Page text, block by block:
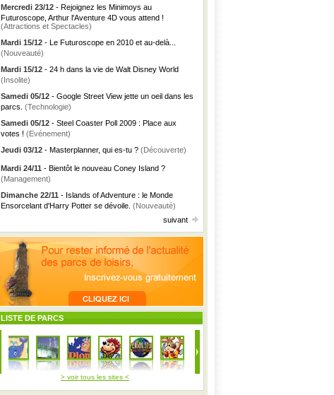
Mercredi 23/12 - Rejoignez les Minimoys au
Futuroscope, Arthur l'Aventure 4D vous attend !
(Attractions et Spectacles)
Mardi 15/12 - Le Futuroscope en 2010 et au-delà...
(Nouveauté)
Mardi 15/12 - 24 h dans la vie de Walt Disney World
(Insolite)
Samedi 05/12 - Google Street View jette un oeil dans les
parcs. (Technologie)
Samedi 05/12 - Steel Coaster Poll 2009 : Place aux
votes ! (Evénement)
Jeudi 03/12 - Masterplanner, qui es-tu ? (Découverte)
Mardi 24/11 - Bientôt le nouveau Coney Island ?
(Management)
Dimanche 22/11 - Islands of Adventure : le Monde
Ensorcelant d'Harry Potter se dévoile. (Nouveauté)
suivant
LISTE DE PARCS
> voir tous les sites <